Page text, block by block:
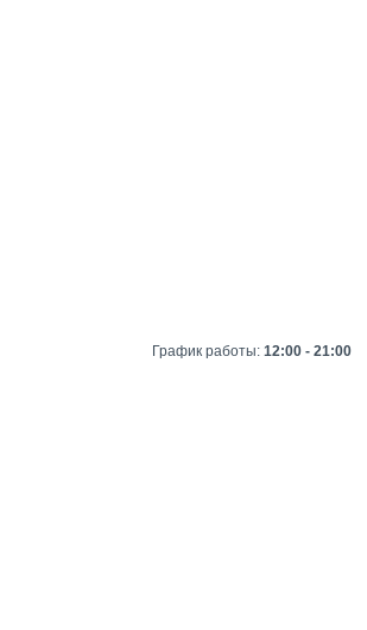
График работы:12:00 - 21:00